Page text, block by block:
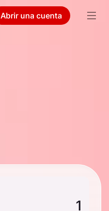
Abrir una cuenta